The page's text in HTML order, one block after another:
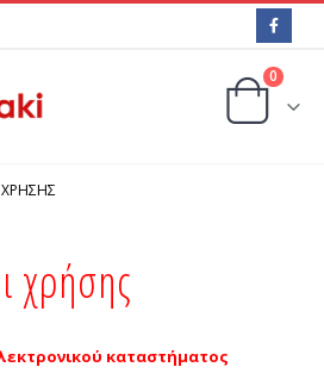
0
χρήσης
καταστήματος